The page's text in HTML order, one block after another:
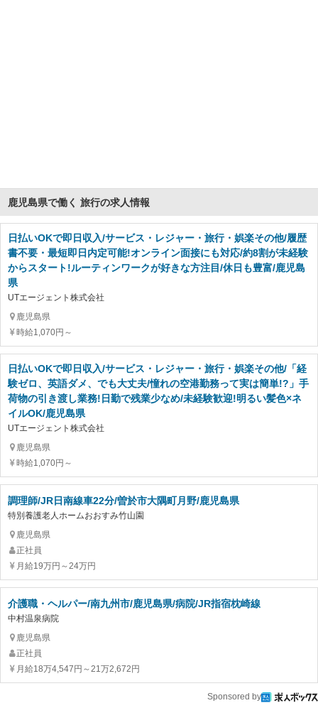
鹿児島県で働く 旅行の求人情報
日払いOKで即日収入/サービス・レジャー・旅行・娯楽その他/履歴
書不要・最短即日内定可能!オンライン面接にも対応/約8割が未経験
からスタート!ルーティンワークが好きな方注目/休日も豊富/鹿児島
県
UTエージェント株式会社
鹿児島県
時給1,070円～
日払いOKで即日収入/サービス・レジャー・旅行・娯楽その他/「経
験ゼロ、英語ダメ、でも大丈夫/憧れの空港勤務って実は簡単!?」手
荷物の引き渡し業務!日勤で残業少なめ/未経験歓迎!明るい髪色×ネ
イルOK/鹿児島県
UTエージェント株式会社
鹿児島県
時給1,070円～
調理師/JR日南線車22分/曽於市大隅町月野/鹿児島県
特別養護老人ホームおおすみ竹山園
鹿児島県
正社員
月給19万円～24万円
介護職・ヘルパー/南九州市/鹿児島県/病院/JR指宿枕崎線
中村温泉病院
鹿児島県
正社員
月給18万4,547円～21万2,672円
Sponsored by